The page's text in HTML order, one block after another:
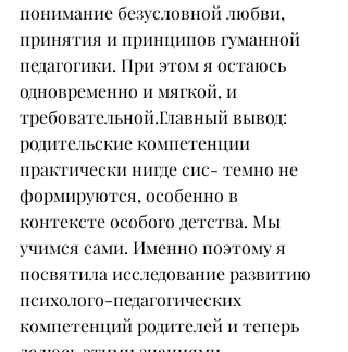
понимание безусловной любви,
принятия и принципов гуманной
педагогики. При этом я остаюсь
одновременно и мягкой, и
требовательной.Главный вывод:
родительские компетенции
практически нигде сис- темно не
формируются, особенно в
контексте особого детства. Мы
учимся сами. Именно поэтому я
посвятила исследование развитию
психолого-педагогических
компетенций родителей и теперь